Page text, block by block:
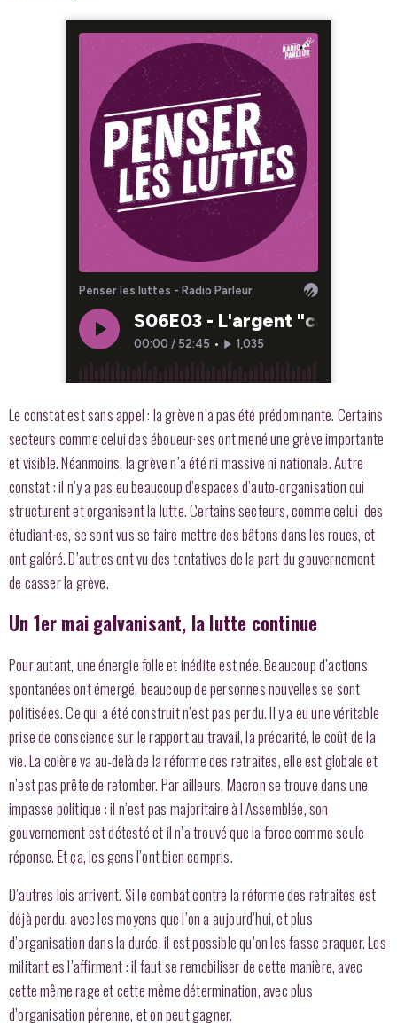
Le constat est sans appel : la grève n’a pas été prédominante. Certains
secteurs comme celui des éboueur·ses ont mené une grève importante
et visible. Néanmoins, la grève n’a été ni massive ni nationale. Autre
constat : il n’y a pas eu beaucoup d’espaces d’auto-organisation qui
structurent et organisent la lutte. Certains secteurs, comme celui des
étudiant·es, se sont vus se faire mettre des bâtons dans les roues, et
ont galéré. D’autres ont vu des tentatives de la part du gouvernement
de casser la grève.
Un 1er mai galvanisant, la lutte continue
Pour autant, une énergie folle et inédite est née. Beaucoup d’actions
spontanées ont émergé, beaucoup de personnes nouvelles se sont
politisées. Ce qui a été construit n’est pas perdu. Il y a eu une véritable
prise de conscience sur le rapport au travail, la précarité, le coût de la
vie. La colère va au-delà de la réforme des retraites, elle est globale et
n’est pas prête de retomber. Par ailleurs, Macron se trouve dans une
impasse politique : il n’est pas majoritaire à l’Assemblée, son
gouvernement est détesté et il n’a trouvé que la force comme seule
réponse. Et ça, les gens l’ont bien compris.
D’autres lois arrivent. Si le combat contre la réforme des retraites est
déjà perdu, avec les moyens que l’on a aujourd’hui, et plus
d’organisation dans la durée, il est possible qu’on les fasse craquer. Les
militant·es l’affirment : il faut se remobiliser de cette manière, avec
cette même rage et cette même détermination, avec plus
d’organisation pérenne, et on peut gagner.